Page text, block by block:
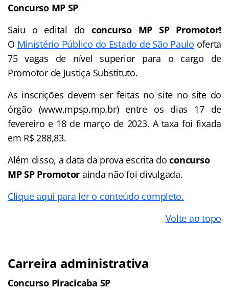
Concurso MP SP
Saiu o edital doconcurso MP SP Promotor!
O Ministério Público do Estado de São Paulo oferta
75 vagas de nível superior para o cargo de
Promotor de Justiça Substituto.
As inscrições devem ser feitas no site no site do
órgão (www.mpsp.mp.br) entre os dias 17 de
fevereiro e 18 de março de 2023. A taxa foi fixada
em R$ 288,83.
Além disso, a data da prova escrita doconcurso
MP SP Promotor ainda não foi divulgada.
Clique aqui para ler o conteúdo completo.
Volte ao topo
Carreira administrativa
Concurso Piracicaba SP